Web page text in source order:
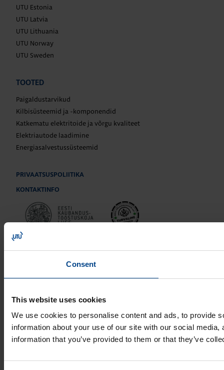
Consent
This website uses cookies
We use cookies to personalise content and ads, to provide
information about your use of our site with our social
information that you’ve provided to them or that they’ve
UTU Estonia
UTU Latvia
UTU Lithuania
UTU Norway
UTU Sweden
TOOTED
Paigaldustarvikud
Kilbisüsteemid ja -komponendid
Katkematu elektritoide ja võrgu kvaliteet
Elektriautode laadimine
Energiasalvestussüsteemid
PRIVAATSUSPOLIITIKA
KONTAKTINFO
Privaatsuspoliitika